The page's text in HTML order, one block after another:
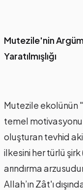
Mutezile'nin
Yaratılmışlığı
Mutezile ekolünün
temel motivasyonu
oluşturan tevhid
ilkesini her türlü
arındırma
Allah’ın Zât'ı